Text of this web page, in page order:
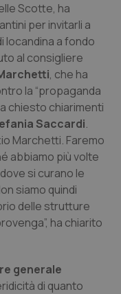
Scotte, ha
per invitarli a
locandina a fondo
al consigliere
, che ha
la “propaganda
chiesto chiarimenti
Saccardi.
Marchetti. Faremo
abbiamo più volte
si curano le
siamo quindi
delle strutture
ha chiarito
generale
di quanto